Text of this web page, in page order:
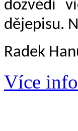
dozvědí
dějepisu.
Radek
Více